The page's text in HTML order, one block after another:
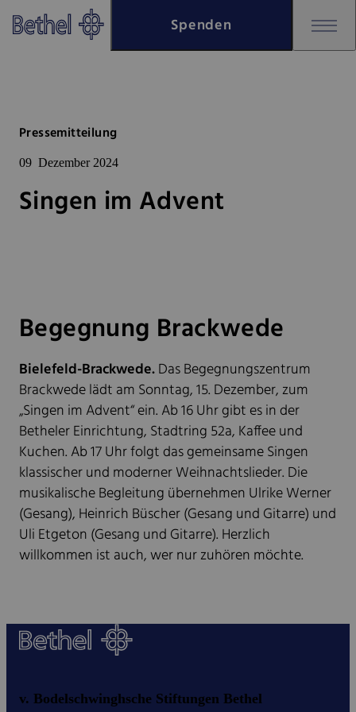
Zum Hauptinhalt springen
Zur Fußzeile springen
Spenden
Pressemitteilung
09 Dezember 2024
Singen im Advent
Begegnung Brackwede
Bielefeld-Brackwede.Das Begegnungszentrum
Brackwede lädt am Sonntag, 15. Dezember, zum
„Singen im Advent“ ein. Ab 16 Uhr gibt es in der
Betheler Einrichtung, Stadtring 52a, Kaffee und
Kuchen. Ab 17 Uhr folgt das gemeinsame Singen
klassischer und moderner Weihnachtslieder. Die
musikalische Begleitung übernehmen Ulrike Werner
(Gesang), Heinrich Büscher (Gesang und Gitarre) und
Uli Etgeton (Gesang und Gitarre). Herzlich
willkommen ist auch, wer nur zuhören möchte.
v. Bodelschwinghsche Stiftungen Bethel